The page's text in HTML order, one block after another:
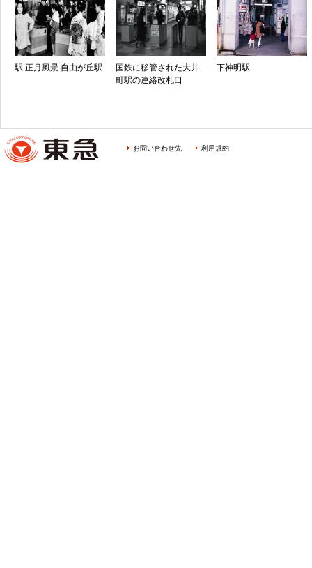
駅 正月風景 自由が丘駅
国鉄に移管された大井
町駅の連絡改札口
下神明駅
お問い合わせ先 利用規約